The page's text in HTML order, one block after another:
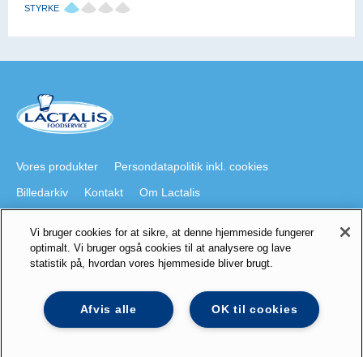
STYRKE
Vores produkter
Persondatapolitik inkl. cookies
Billedarkiv
Kontakt Om Lactalis
Besøg også
lactalis.dk
Foodservice på Youtube
galbani.dk
president.dk
staystrong.nu Lactalis på LinkedIn
Vi bruger cookies for at sikre, at denne hjemmeside fungerer
optimalt. Vi bruger også cookies til at analysere og lave
statistik på, hvordan vores hjemmeside bliver brugt.
OK til cookies
Afvis alle